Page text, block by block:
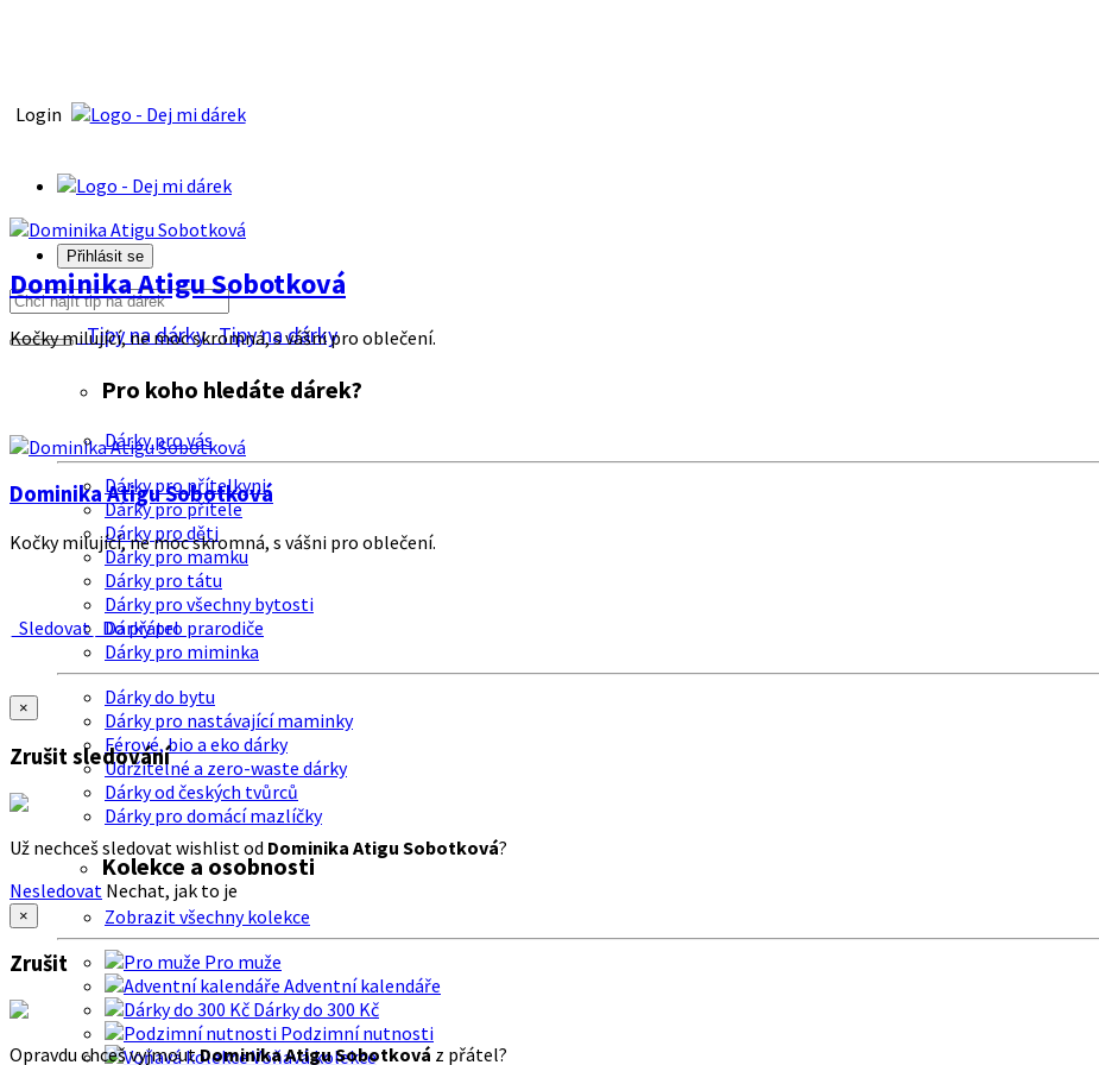
Login
Přihlásit se
Tipy na dárkyTipy na dárky
Pro koho hledáte dárek?
Dárky pro vás
Dárky pro přítelkyni
Dárky pro přítele
Dárky pro děti
Dárky pro mamku
Dárky pro tátu
Dárky pro všechny bytosti
Dárky pro prarodiče
Dárky pro miminka
Dárky do bytu
Dárky pro nastávající maminky
Férové, bio a eko dárky
Udržitelné a zero-waste dárky
Dárky od českých tvůrců
Dárky pro domácí mazlíčky
Kolekce a osobnosti
Zobrazit všechny kolekce
Pro muže
Adventní kalendáře
Dárky do 300 Kč
Podzimní nutnosti
Voňavá kolekce
Dominika Atigu Sobotková
Kočky milující, ne moc skromná, s vášni pro oblečení.
Dominika Atigu Sobotková
Kočky milující, ne moc skromná, s vášni pro oblečení.
Sledovat Do přátel
×
Zrušit sledování
Už nechceš sledovat wishlist od Dominika Atigu Sobotková?
Nesledovat Nechat, jak to je
×
Zrušit
Opravdu chceš vyjmoutDominika Atigu Sobotková z přátel?